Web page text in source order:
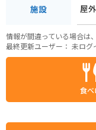
施設 屋外
情報が間違っている場合は、
最終更新ユーザー： 未ログ
食べ